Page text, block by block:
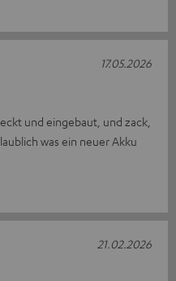
und eingebaut, und zack,
was ein neuer Akku
17.05.2026
21.02.2026